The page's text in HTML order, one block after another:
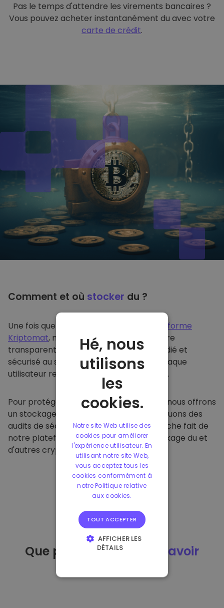
Pas le temps d'attendre les virements bancaires ?
Vous pouvez acheter instantanément du avec votre
carte de crédit.
Comment et où stocker du ?
Une fois que vous achetez du sur
la plateforme
Kriptomat, nous le transférons de manière
transparente dans votre portefeuille dédié et
sécurisé au sein de notre plateforme. Chaque
utilisateur reçoit un portefeuille individuel.
Pour protéger nos clients et leurs fonds, nous offrons
un stockage hors ligne sécurisé et effectuons des
audits de sécurité réguliers. Cette approche fait de
notre plateforme un refuge pour le stockage du et
d'autres crypto-monnaies.
Que puis-je faire
après avoir
Hé, nous
utilisons
les
cookies.
Notre site Web utilise des
cookies pour améliorer
l'expérience utilisateur. En
utilisant notre site Web,
vous acceptez tous les
cookies conformément à
notre Politique relative
aux cookies.
TOUT ACCEPTER
AFFICHER LES
DÉTAILS